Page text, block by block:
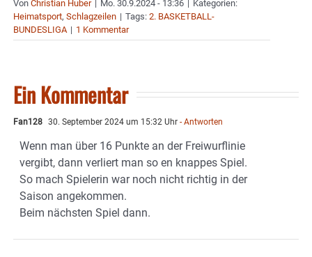
Von Christian Huber Mo. 30.9.2024 - 13:36
Kategorien:
Heimatsport, Schlagzeilen | Tags: 2. BASKETBALL-
BUNDESLIGA | 1 Kommentar
Ein Kommentar
Fan128 30. September 2024 um 15:32 Uhr - Antworten
Wenn man über 16 Punkte an der Freiwurflinie
vergibt, dann verliert man so en knappes Spiel.
So mach Spielerin war noch nicht richtig in der
Saison angekommen.
Beim nächsten Spiel dann.